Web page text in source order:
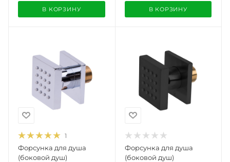
В КОРЗИНУ В КОРЗИНУ
1
Форсунка для душа
(боковой душ)
Форсунка для душа
(боковой душ)